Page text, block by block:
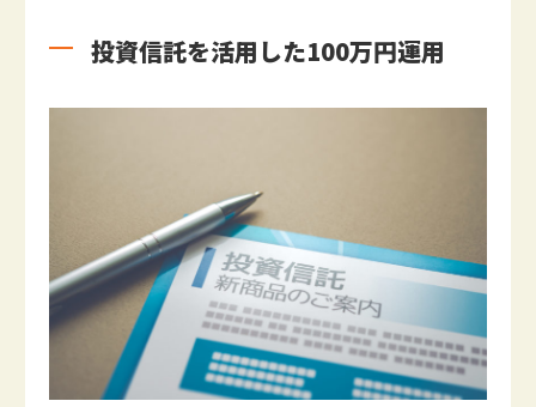
投資信託を活用した100万円運用